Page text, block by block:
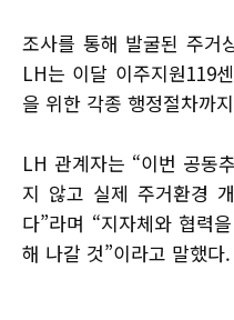
조사를 통해 발굴된 주거
LH는 이달 이주지원119
을 위한 각종 행정절차까
LH 관계자는 “이번 공동
지 않고 실제 주거환경
다”라며 “지자체와 협력
해 나갈 것”이라고 말했다.